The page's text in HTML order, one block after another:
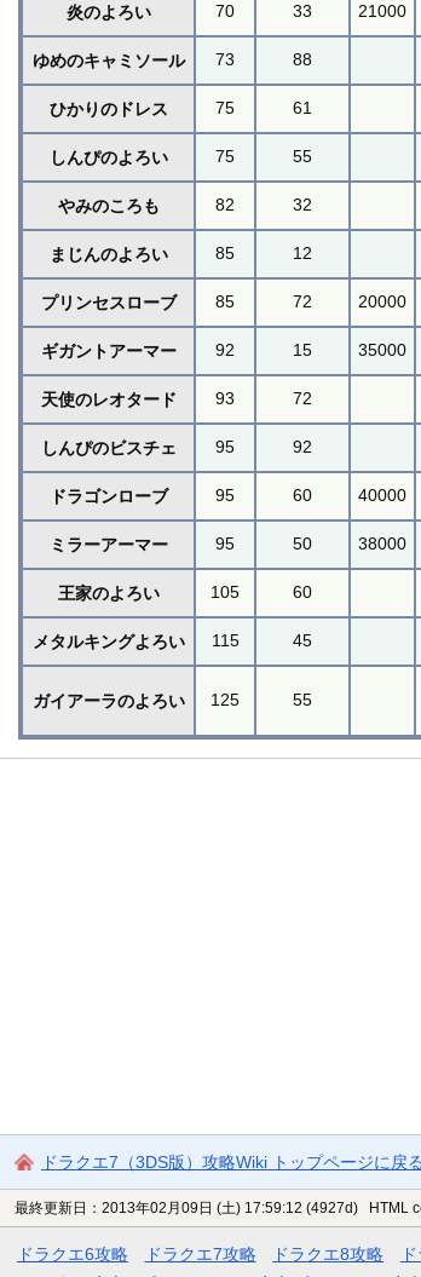
炎のよろい 70 33 21000
ゆめのキャミソール 73 88
ひかりのドレス 75 61
しんぴのよろい 75 55
やみのころも 82 32
まじんのよろい 85 12
プリンセスローブ 85 72 20000
ギガントアーマー 92 15 35000
天使のレオタード 93 72
しんぴのビスチェ 95 92
ドラゴンローブ 95 60 40000
ミラーアーマー 95 50 38000
王家のよろい 105 60
メタルキングよろい 115 45
ガイアーラのよろい 125 55
ドラクエ7（3DS版）攻略Wiki トップページに戻る
最終更新日：2013年02月09日 (土) 17:59:12 (4927d) HTML
ドラクエ6攻略 ドラクエ7攻略 ドラクエ8攻略